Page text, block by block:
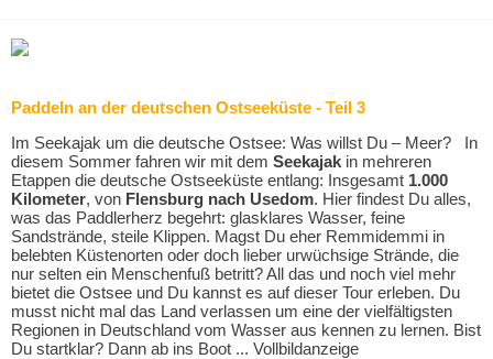
Paddeln an der deutschen Ostseeküste - Teil 3
Im Seekajak um die deutsche Ostsee: Was willst Du – Meer? In
diesem Sommer fahren wir mit dem Seekajak in mehreren
Etappen die deutsche Ostseeküste entlang: Insgesamt 1.000
Kilometer, von Flensburg nach Usedom. Hier findest Du alles,
was das Paddlerherz begehrt: glasklares Wasser, feine
Sandstrände, steile Klippen. Magst Du eher Remmidemmi in
belebten Küstenorten oder doch lieber urwüchsige Strände, die
nur selten ein Menschenfuß betritt? All das und noch viel mehr
bietet die Ostsee und Du kannst es auf dieser Tour erleben. Du
musst nicht mal das Land verlassen um eine der vielfältigsten
Regionen in Deutschland vom Wasser aus kennen zu lernen. Bist
Du startklar? Dann ab ins Boot ... Vollbildanzeige